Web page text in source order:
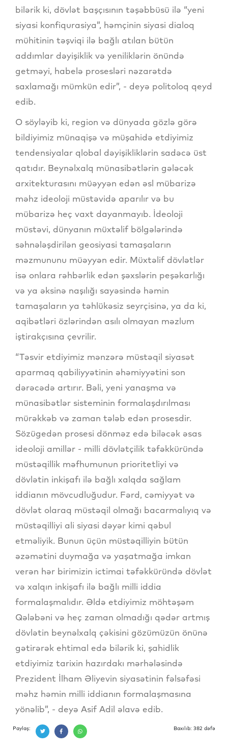
bilərik ki, dövlət başçısının təşəbbüsü ilə “yeni
siyasi konfiqurasiya”, həmçinin siyasi dialoq
mühitinin təşviqi ilə bağlı atılan bütün
addımlar dəyişiklik və yeniliklərin önündə
getməyi, habelə prosesləri nəzarətdə
saxlamağı mümkün edir”, - deyə politoloq qeyd
edib.
O söyləyib ki, region və dünyada gözlə görə
bildiyimiz münaqişə və müşahidə etdiyimiz
tendensiyalar qlobal dəyişikliklərin sadəcə üst
qatıdır. Beynəlxalq münasibətlərin gələcək
arxitekturasını müəyyən edən əsl mübarizə
məhz ideoloji müstəvidə aparılır və bu
mübarizə heç vaxt dayanmayıb. İdeoloji
müstəvi, dünyanın müxtəlif bölgələrində
səhnələşdirilən geosiyasi tamaşaların
məzmununu müəyyən edir. Müxtəlif dövlətlər
isə onlara rəhbərlik edən şəxslərin peşəkarlığı
və ya əksinə naşılığı sayəsində həmin
tamaşaların ya təhlükəsiz seyrçisinə, ya da ki,
aqibətləri özlərindən asılı olmayan məzlum
iştirakçısına çevrilir.
“Təsvir etdiyimiz mənzərə müstəqil siyasət
aparmaq qabiliyyətinin əhəmiyyətini son
dərəcədə artırır. Bəli, yeni yanaşma və
münasibətlər sisteminin formalaşdırılması
mürəkkəb və zaman tələb edən prosesdir.
Sözügedən prosesi dönməz edə biləcək əsas
ideoloji amillər - milli dövlətçilik təfəkküründə
müstəqillik məfhumunun prioritetliyi və
dövlətin inkişafı ilə bağlı xalqda sağlam
iddianın mövcudluğudur. Fərd, cəmiyyət və
dövlət olaraq müstəqil olmağı bacarmalıyıq və
müstəqilliyi ali siyasi dəyər kimi qəbul
etməliyik. Bunun üçün müstəqilliyin bütün
əzəmətini duymağa və yaşatmağa imkan
verən hər birimizin ictimai təfəkküründə dövlət
və xalqın inkişafı ilə bağlı milli iddia
formalaşmalıdır. Əldə etdiyimiz möhtəşəm
Qələbəni və heç zaman olmadığı qədər artmış
dövlətin beynəlxalq çəkisini gözümüzün önünə
gətirərək ehtimal edə bilərik ki, şahidlik
etdiyimiz tarixin hazırdakı mərhələsində
Prezident İlham Əliyevin siyasətinin fəlsəfəsi
məhz həmin milli iddianın formalaşmasına
yönəlib”, - deyə Asif Adil əlavə edib.
Paylaş: Baxılıb: 382 dəfə